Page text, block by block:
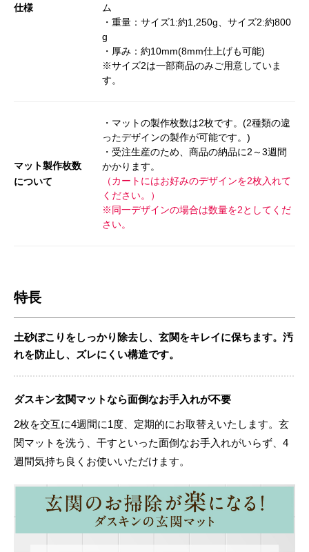
仕様
ム
・重量：サイズ1:約1,250g、サイズ2:約800
g
・厚み：約10mm(8mm仕上げも可能)
※サイズ2は一部商品のみご用意していま
す。
マット製作枚数
について
・マットの製作枚数は2枚です。(2種類の違
ったデザインの製作が可能です。)
・受注生産のため、商品の納品に2～3週間
かかります。
（カートにはお好みのデザインを2枚入れて
ください。）
※同一デザインの場合は数量を2としてくだ
さい。
特長
土砂ぼこりをしっかり除去し、玄関をキレイに保ちます。汚
れを防止し、ズレにくい構造です。
ダスキン玄関マットなら面倒なお手入れが不要
2枚を交互に4週間に1度、定期的にお取替えいたします。玄
関マットを洗う、干すといった面倒なお手入れがいらず、4
週間気持ち良くお使いいただけます。